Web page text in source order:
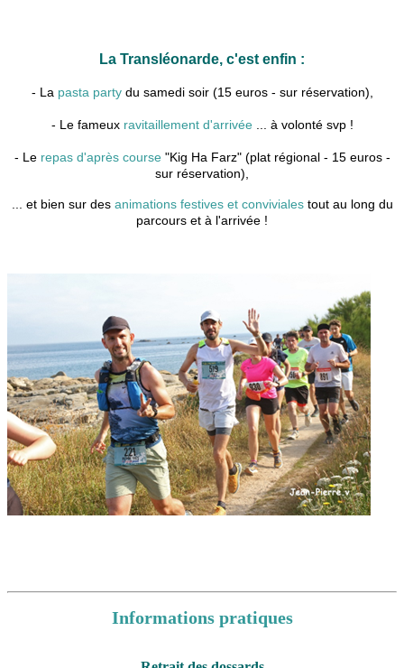
La Transléonarde, c'est enfin :
- La pasta party du samedi soir (15 euros - sur réservation),
- Le fameux ravitaillement d'arrivée ... à volonté svp !
- Le repas d'après course"Kig Ha Farz" (plat régional - 15 euros -
sur réservation),
... et bien sur des animations festives et convivialestout au long du
parcours et à l'arrivée !
Informations pratiques